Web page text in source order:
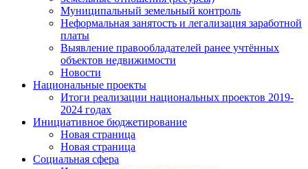
Муниципальный земельный контроль
Неформальная занятость и легализация заработной
платы
Выявление правообладателей ранее учтённых
объектов недвижимости
Новости
Национальные проекты
Итоги реализации национальных проектов 2019-
2024 годах
Инициативное бюджетирование
Новая страница
Новая страница
Социальная сфера